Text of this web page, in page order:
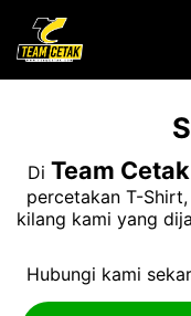
Di Team Cetak
percetakan T-
kilang kami yang
Hubungi kami